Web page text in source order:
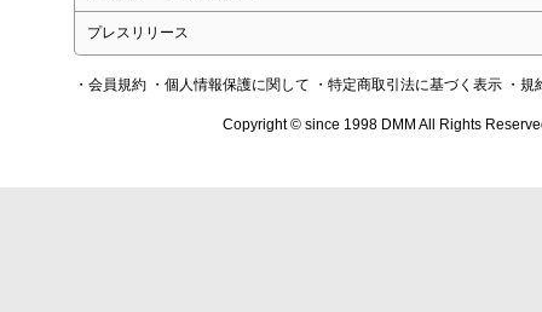
プレスリリース
・会員規約 ・個人情報保護に関して ・特定商取引法に基づく表示 ・規
Copyright © since 1998 DMM All Rights